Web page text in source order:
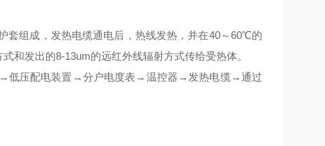
组成，发热电缆通电后，热线发热，并在40～60℃的
和发出的8-13um的远红外线辐射方式传给受热体。
低压配电装置→分户电度表→温控器→发热电缆→通过